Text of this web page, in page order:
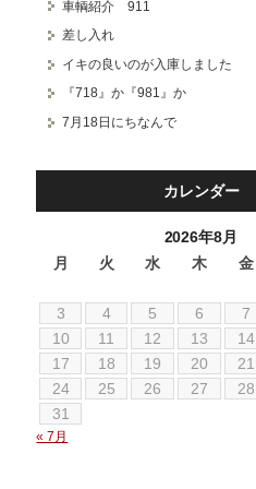
車輌紹介 911
差し入れ
イキの良いのが入庫しました
『718』か『981』か
7月18日にちなんで
カレンダー
2026年8月
月
火 水 木 金
3
4 5 6 7
10
11 12 13 14
17
18 19 20 21
24
25 26 27 28
31
« 7月